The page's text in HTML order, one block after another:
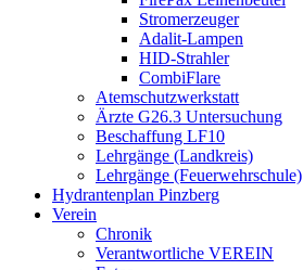
Stromerzeuger
Adalit-Lampen
HID-Strahler
CombiFlare
Atemschutzwerkstatt
Ärzte G26.3 Untersuchung
Beschaffung LF10
Lehrgänge (Landkreis)
Lehrgänge (Feuerwehrschule)
Hydrantenplan Pinzberg
Verein
Chronik
Verantwortliche VEREIN